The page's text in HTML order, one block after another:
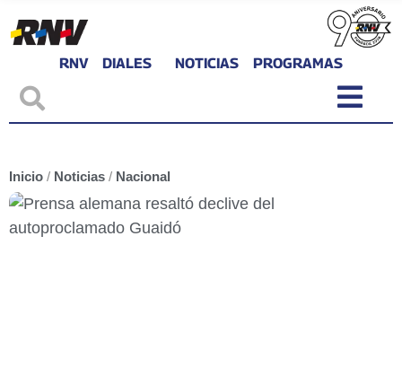
RNV DIALES NOTICIAS PROGRAMAS
Inicio / Noticias / Nacional